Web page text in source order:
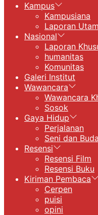
Kampus
Kampusiana
Laporan
Nasional
Laporan
humanitas
Komunitas
Galeri Institut
Wawancara
Wawancara
Sosok
Gaya Hidup
Perjalanan
Seni dan
Resensi
Resensi Film
Resensi Buku
Kiriman Pembaca
Cerpen
puisi
opini